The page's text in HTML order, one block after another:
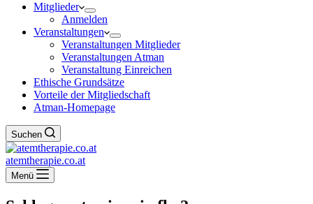
Mitglieder
Anmelden
Veranstaltungen
Veranstaltungen Mitglieder
Veranstaltungen Atman
Veranstaltung Einreichen
Ethische Grundsätze
Vorteile der Mitgliedschaft
Atman-Homepage
Suchen
atemtherapie.co.at
Menü